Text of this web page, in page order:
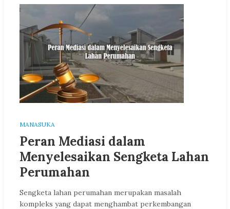
MANASUKA
Peran Mediasi dalam
Menyelesaikan Sengketa Lahan
Perumahan
Sengketa lahan perumahan merupakan masalah
kompleks yang dapat menghambat perkembangan